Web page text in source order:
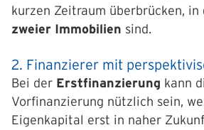
kurzen Zeitraum überbrücken, in
zweier Immobilien sind.
2. Finanzierer mit
Bei der Erstfinanzierung kann
Vorfinanzierung nützlich sein,
Eigenkapital erst in naher